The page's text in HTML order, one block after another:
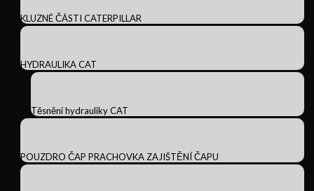
KLUZNÉ ČÁSTI CATERPILLAR
HYDRAULIKA CAT
Těsnění hydrauliky CAT
POUZDRO ČAP PRACHOVKA ZAJIŠTĚNÍ ČAPU